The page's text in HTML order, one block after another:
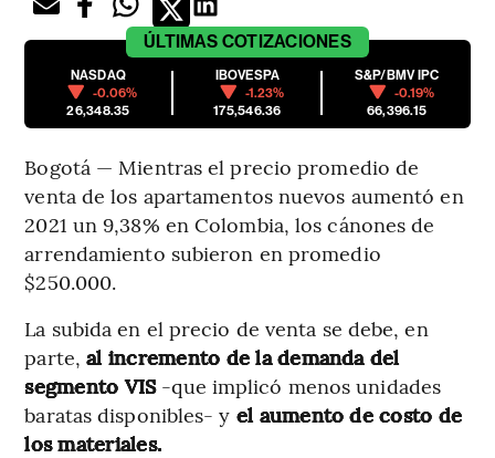
ÚLTIMAS COTIZACIONES
NASDAQ
-0.06%
26,348.35
IBOVESPA
-1.23%
175,546.36
S&P/BMV IPC
-0.19%
66,396.15
Bogotá — Mientras el precio promedio de
venta de los apartamentos nuevos aumentó en
2021 un 9,38% en Colombia, los cánones de
arrendamiento subieron en promedio
$250.000.
La subida en el precio de venta se debe, en
parte, al incremento de la demanda del
segmento VIS-que implicó menos unidades
baratas disponibles- y el aumento de costo de
los materiales.